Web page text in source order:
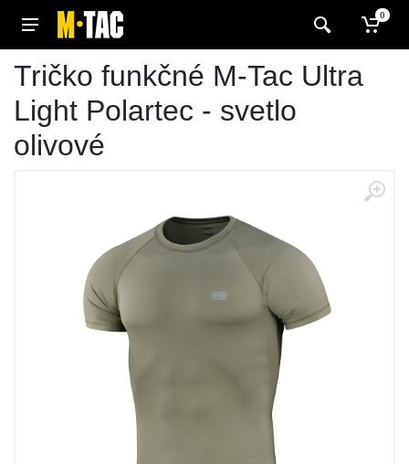
0
Tričko funkčné M-Tac Ultra
Light Polartec - svetlo
olivové